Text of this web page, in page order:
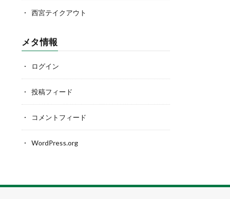
西宮テイクアウト
メタ情報
ログイン
投稿フィード
コメントフィード
WordPress.org